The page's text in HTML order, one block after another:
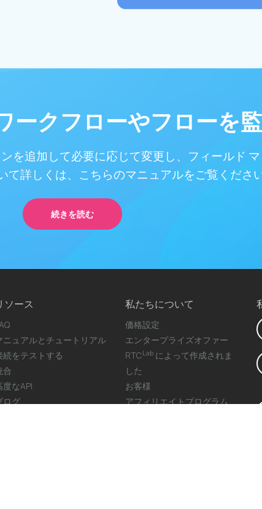
ークフローやフローを
を追加して必要に応じて変更し、フィールド
て詳しくは、こちらのマニュアルをご覧ください
続きを読む
ソース
ニュアルとチュートリアル
続をテストする
合
度なAPI
ログ
私たちについて
価格設定
エンタープライズオファー
RTCLab によって作成されま
した
お客様
アフィリエイトプログラム